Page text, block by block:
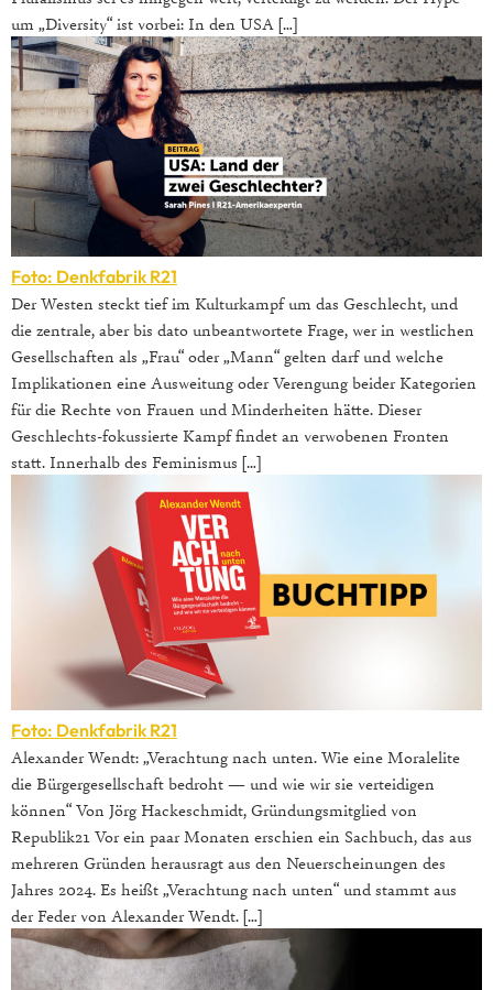
um „Diversity“ ist vorbei: In den USA […]
Foto: Denkfabrik R21
Der Westen steckt tief im Kulturkampf um das Geschlecht, und
die zentrale, aber bis dato unbeantwortete Frage, wer in westlichen
Gesellschaften als „Frau“ oder „Mann“ gelten darf und welche
Implikationen eine Ausweitung oder Verengung beider Kategorien
für die Rechte von Frauen und Minderheiten hätte. Dieser
Geschlechts-fokussierte Kampf findet an verwobenen Fronten
statt. Innerhalb des Feminismus […]
Foto: Denkfabrik R21
Alexander Wendt: „Verachtung nach unten. Wie eine Moralelite
die Bürgergesellschaft bedroht — und wie wir sie verteidigen
können“ Von Jörg Hackeschmidt, Gründungsmitglied von
Republik21 Vor ein paar Monaten erschien ein Sachbuch, das aus
mehreren Gründen herausragt aus den Neuerscheinungen des
Jahres 2024. Es heißt „Verachtung nach unten“ und stammt aus
der Feder von Alexander Wendt. […]